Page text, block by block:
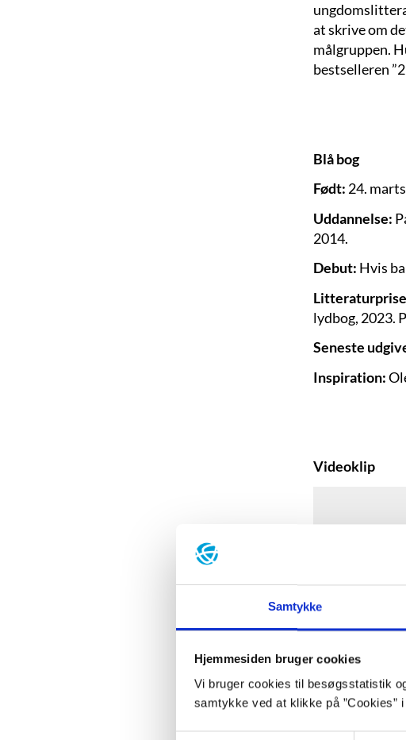
Samtykke
Hjemmesiden bruger cookies
Vi bruger cookies til besøgsstatistik
samtykke ved at klikke på ”Cookies”
at skrive om
målgruppen.
bestselleren
Blå bog
Født: 24.
Uddannelse:
2014.
Debut: Hvis
lydbog, 2023.
Seneste
Inspiration:
Videoklip